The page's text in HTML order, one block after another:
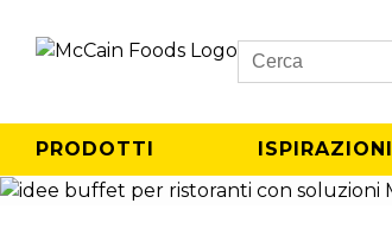
Search
PRODOTTI ISPIRAZIONI